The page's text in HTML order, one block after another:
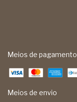
Meios de pagamento
Meios de envio